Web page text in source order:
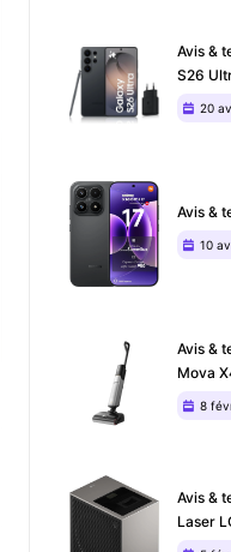
Avis &
S26
20
Avis &
10
Avis &
Mova
8
Avis &
Laser